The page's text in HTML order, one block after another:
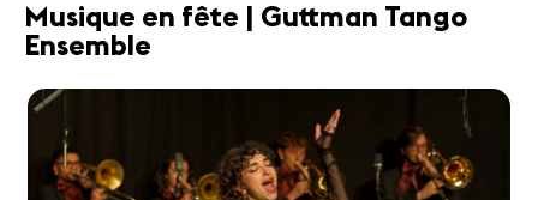
Musique en fête | Guttman Tango
Ensemble